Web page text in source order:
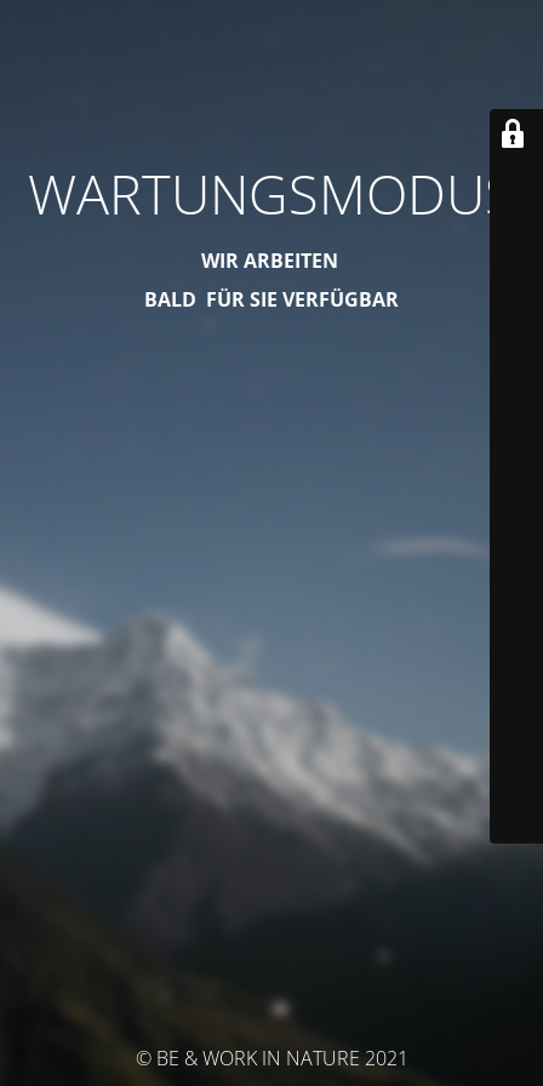
WARTUNGSMODUS
WIR ARBEITEN
BALD FÜR SIE VERFÜGBAR
© BE & WORK IN NATURE 2021